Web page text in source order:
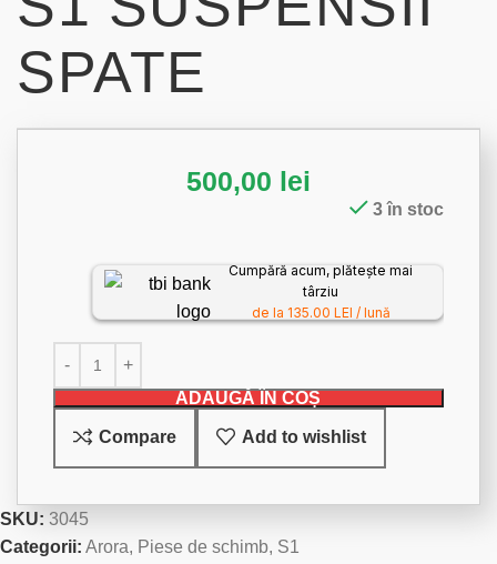
SPATE
500,00 lei
3 în stoc
ADAUGĂ ÎN COȘ
Cumpără acum, plătește mai
târziu
de la 135.00 LEI / lună
Compare Add to wishlist
SKU: 3045
Categorii: Arora, Piese de schimb, S1